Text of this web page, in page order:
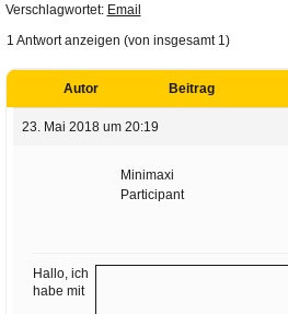
Verschlagwortet: Email
1 Antwort anzeigen (von insgesamt 1)
Autor Beitrag
23. Mai 2018 um 20:19
Minimaxi
Participant
Hallo, ich
habe mit
Der ständig aktuelle
Tipps zu Thema
Email für Sie
bereithält!
Wie z.B. Outlook,
oder auch
KuNoMail, usw.
E-Mail